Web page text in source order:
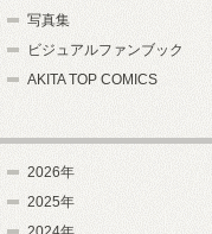
写真集
ビジュアルファンブック
AKITA TOP COMICS
2026年
2025年